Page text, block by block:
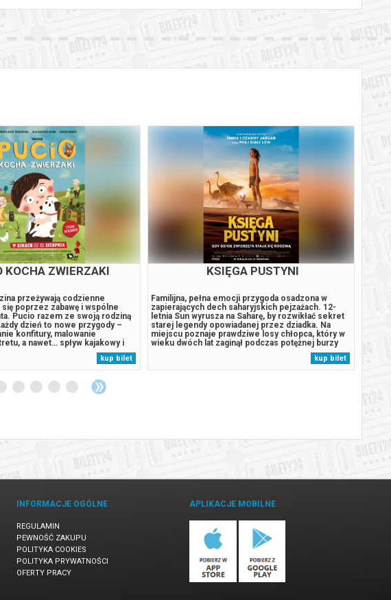
KOCHA ZWIERZAKI
przeżywają codzienne
poprzez zabawę i wspólne
Pucio razem ze swoją rodziną
dzień to nowe przygody –
konfitury, malowanie
a nawet… spływ kajakowy i
salonie! Gdy przychodzi pora
i Bobo towarzystwa dotrzymuje
krokodyl, który również...
kup bilet
KSIĘGA PUSTYNI
Familijna, pełna emocji przygoda osadzona w
zapierających dech saharyjskich pejzażach. 12-
letnia Sun wyrusza na Saharę, by rozwikłać sekret
starej legendy opowiadanej przez dziadka. Na
miejscu poznaje prawdziwe losy chłopca, który w
wieku dwóch lat zaginął podczas potężnej burzy
piaskowej. Pozostawiony na pastwę pustyni,
zostaje cudownie ocalony przez stadko strusi.
Spędza z nimi następne dziesięć...
kup bilet
INFORMACJE OGÓLNE
REGULAMIN
PEWNOŚĆ ZAKUPU
POLITYKA COOKIES
POLITYKA PRYWATNOŚCI
OFERTY PRACY
APLIKACJE MOBILNE